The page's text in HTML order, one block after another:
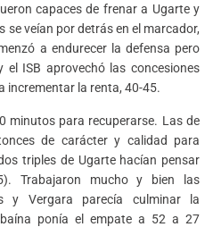
capaces de frenar a Ugarte y
se veían por detrás en el marcador,
a endurecer la defensa pero
ISB aprovechó las concesiones
incrementar la renta, 40-45.
minutos para recuperarse. Las de
de carácter y calidad para
triples de Ugarte hacían pensar
Trabajaron mucho y bien las
y Vergara parecía culminar la
ponía el empate a 52 a 27